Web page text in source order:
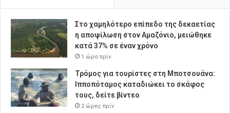
Στο χαμηλότερο επίπεδο της δεκαετίας
η αποψίλωση στον Αμαζόνιο, μειώθηκε
κατά 37% σε έναν χρόνο
1 ώρα πρίν
Τρόμος για τουρίστες στη Μποτσουάνα:
Ιπποπόταμος καταδιώκει το σκάφος
τους, δείτε βίντεο
2 ώρες πρίν